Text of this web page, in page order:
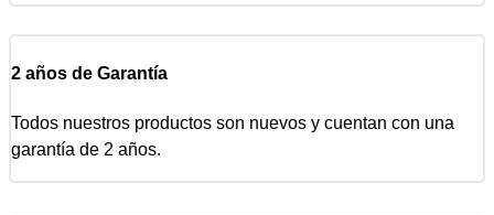
2 años de Garantía
Todos nuestros productos son nuevos y cuentan con una
garantía de 2 años.